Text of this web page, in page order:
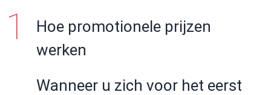
Hoe promotionele prijzen
werken
Wanneer u zich voor het eerst